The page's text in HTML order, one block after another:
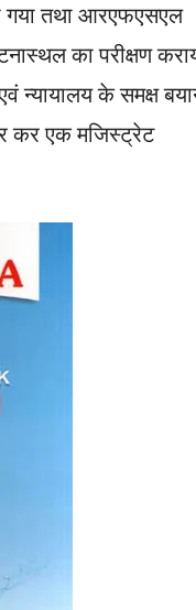
गया तथा आरएफएसएल
का परीक्षण
न्यायालय के समक्ष
कर एक मजिस्ट्रेट